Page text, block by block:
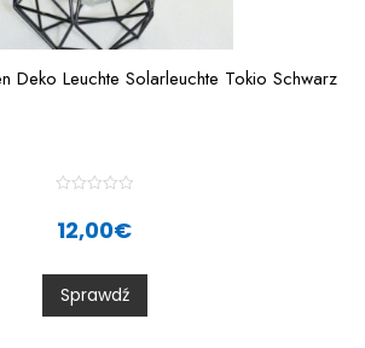
Deko Leuchte Solarleuchte Tokio Schwarz
0
o
u
t
12,00€
Sprawdź